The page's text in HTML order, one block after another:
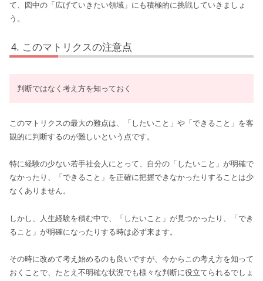
て、図中の「広げていきたい領域」にも積極的に挑戦していきましょ
う。
このマトリクスの注意点
判断ではなく考え方を知っておく
このマトリクスの最大の難点は、「したいこと」や「できること」を客
観的に判断するのが難しいという点です。
特に経験の少ない若手社会人にとって、自分の「したいこと」が明確で
なかったり、「できること」を正確に把握できなかったりすることは少
なくありません。
しかし、人生経験を積む中で、「したいこと」が見つかったり、「でき
ること」が明確になったりする時は必ず来ます。
その時に改めて考え始めるのも良いですが、今からこの考え方を知って
おくことで、たとえ不明確な状況でも様々な判断に役立てられるでしょ